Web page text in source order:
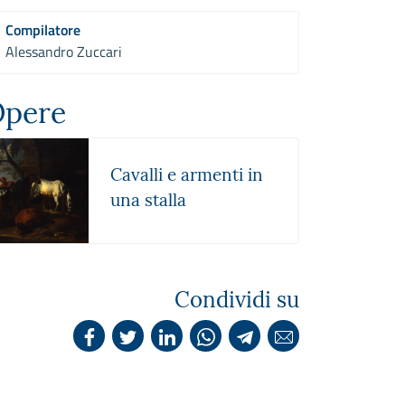
Compilatore
Alessandro Zuccari
Cavalli e armenti in
una stalla
Condividi su